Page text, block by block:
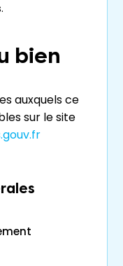
bien
auxquels ce
sur le site